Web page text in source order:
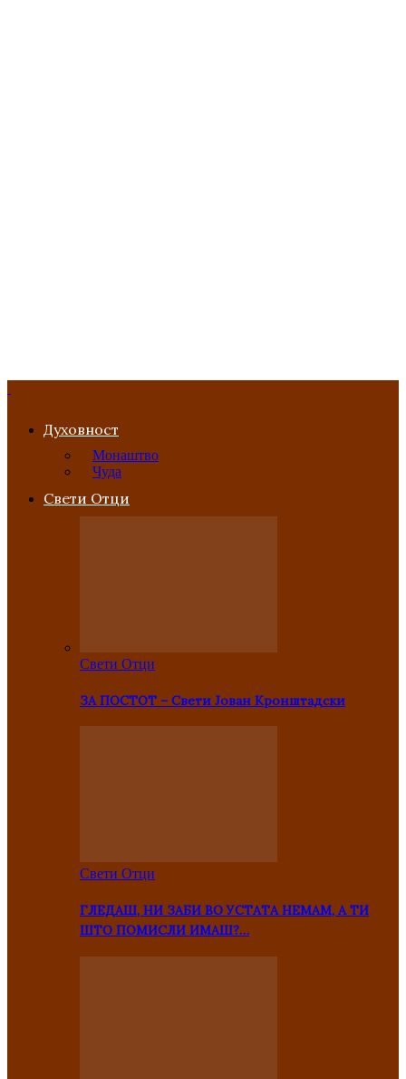
Духовност
Монаштво
Чуда
Свети Отци
Свети Отци
ЗА ПОСТОТ – Свети Јован Кронштадски
Свети Отци
ГЛЕДАШ, НИ ЗАБИ ВО УСТАТА НЕМАМ, А ТИ
ШТО ПОМИСЛИ ИМАШ?…